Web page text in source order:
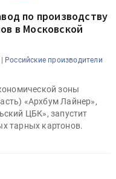
по производству
в Московской
Российские производители
зоны
«Архбум Лайнер»,
ЦБК», запустит
тарных картонов.